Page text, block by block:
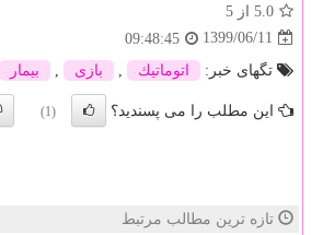
5.0 از 5
1399/06/11
09:48:45
تگهای خبر:
اتوماتیك , بازی , بیمار
این مطلب را می پسندید؟ (1)
تازه ترین مطالب مرتبط